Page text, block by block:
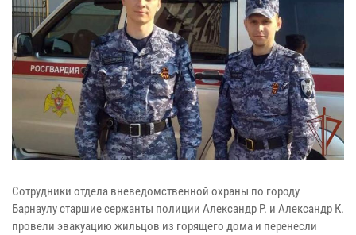
Сотрудники отдела вневедомственной охраны по городу
Барнаулу старшие сержанты полиции Александр Р. и Александр К.
провели эвакуацию жильцов из горящего дома и перенесли